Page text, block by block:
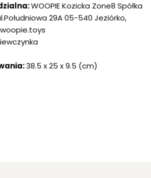
WOOPIE Kozicka Zone8 Spółka
29A 05-540 Jeziórko,
38.5 x 25 x 9.5 (cm)